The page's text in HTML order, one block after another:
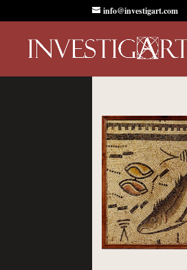
info@investigart.com